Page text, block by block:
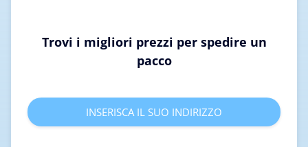
Trovi i migliori prezzi per spedire un
pacco
INSERISCA IL SUO INDIRIZZO